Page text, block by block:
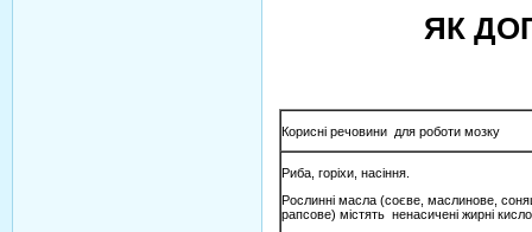
ЯК
Корисні речовини для роботи мозку
Риба, горіхи, насіння.
Рослинні масла (соєве, маслинове,
рапсове) містять ненасичені жирні